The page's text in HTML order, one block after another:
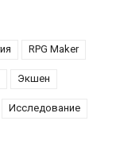
участие в
RPG Maker
Экшен
Исследование